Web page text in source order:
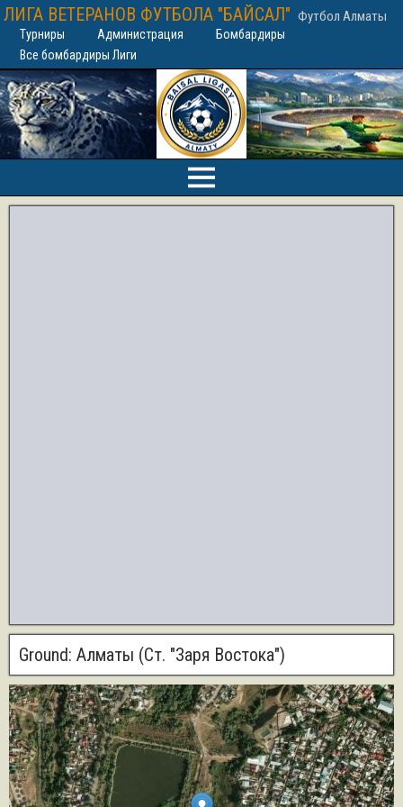
ЛИГА ВЕТЕРАНОВ ФУТБОЛА "БАЙСАЛ" Футбол Алматы
Турниры Администрация
Бомбардиры
Все бомбардиры Лиги
Ground: Алматы (Ст. "Заря Востока")